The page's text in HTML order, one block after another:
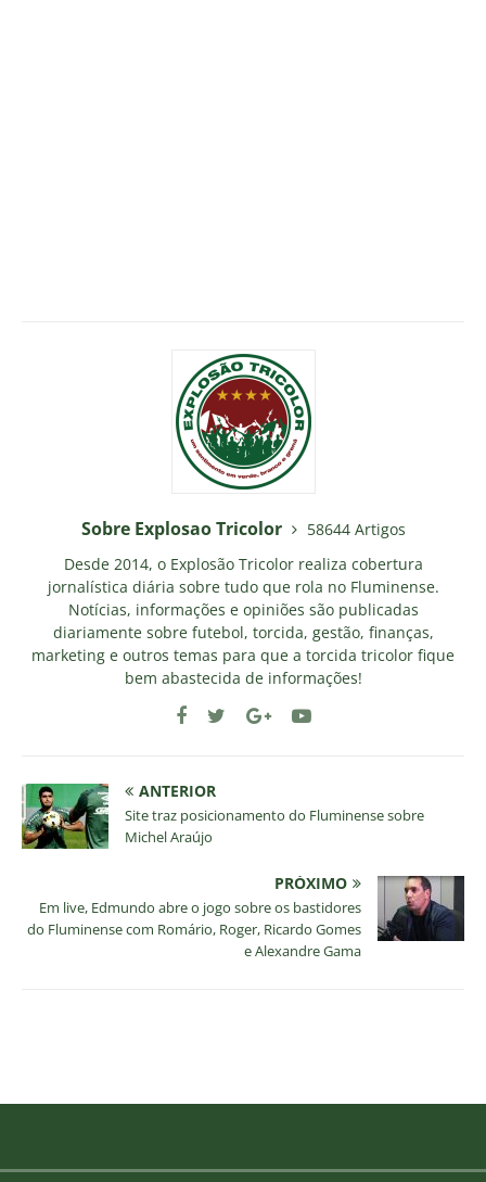
Sobre Explosao Tricolor
58644 Artigos
Desde 2014, o Explosão Tricolor realiza cobertura
jornalística diária sobre tudo que rola no Fluminense.
Notícias, informações e opiniões são publicadas
diariamente sobre futebol, torcida, gestão, finanças,
marketing e outros temas para que a torcida tricolor fique
bem abastecida de informações!
ANTERIOR
Site traz posicionamento do Fluminense sobre
Michel Araújo
PRÓXIMO
Em live, Edmundo abre o jogo sobre os bastidores
do Fluminense com Romário, Roger, Ricardo Gomes
e Alexandre Gama